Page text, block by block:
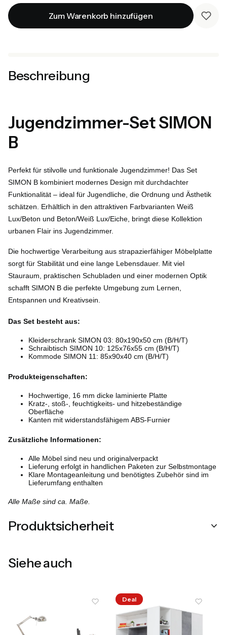
Zum Warenkorb hinzufügen
Beschreibung
Jugendzimmer-Set SIMON
B
Perfekt für stilvolle und funktionale Jugendzimmer! Das Set
SIMON B kombiniert modernes Design mit durchdachter
Funktionalität – ideal für Jugendliche, die Ordnung und Ästhetik
schätzen. Erhältlich in den attraktiven Farbvarianten Weiß
Lux/Beton und Beton/Weiß Lux/Eiche, bringt diese Kollektion
urbanen Flair ins Jugendzimmer.
Die hochwertige Verarbeitung aus strapazierfähiger Möbelplatte
sorgt für Stabilität und eine lange Lebensdauer. Mit viel
Stauraum, praktischen Schubladen und einer modernen Optik
schafft SIMON B die perfekte Umgebung zum Lernen,
Entspannen und Kreativsein.
Das Set besteht aus:
Kleiderschrank SIMON 03: 80x190x50 cm (B/H/T)
Schraibtisch SIMON 10: 125x76x55 cm (B/H/T)
Kommode SIMON 11: 85x90x40 cm (B/H/T)
Produkteigenschaften:
Hochwertige, 16 mm dicke laminierte Platte
Kratz-, stoß-, feuchtigkeits- und hitzebeständige
Oberfläche
Kanten mit widerstandsfähigem ABS-Furnier
Zusätzliche Informationen:
Alle Möbel sind neu und originalverpackt
Lieferung erfolgt in handlichen Paketen zur Selbstmontage
Klare Montageanleitung und benötigtes Zubehör sind im
Lieferumfang enthalten
Alle Maße sind ca. Maße.
Produktsicherheit
Siehe auch
Deal